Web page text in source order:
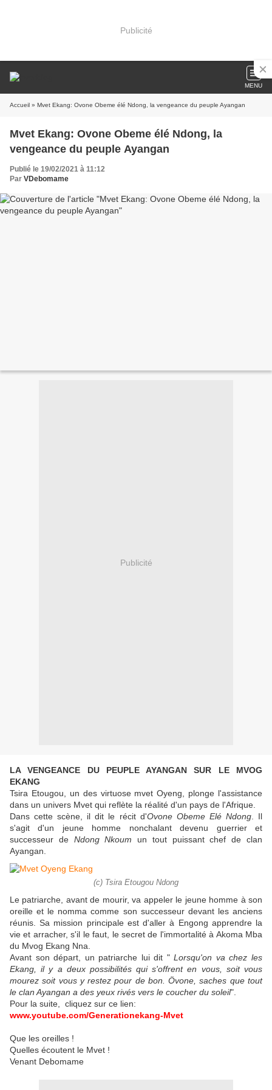
Publicité
MENU
Accueil » Mvet Ekang: Ovone Obeme élé Ndong, la vengeance du peuple Ayangan
Mvet Ekang: Ovone Obeme élé Ndong, la
vengeance du peuple Ayangan
Publié le 19/02/2021 à 11:12
Par VDebomame
Publicité
LA VENGEANCE DU PEUPLE AYANGAN SUR LE MVOG
EKANG
Tsira Etougou, un des virtuose mvet Oyeng, plonge l'assistance
dans un univers Mvet qui reflète la réalité d'un pays de l'Afrique.
Dans cette scène, il dit le récit d'Ovone Obeme Elé Ndong. Il
s'agit d'un jeune homme nonchalant devenu guerrier et
successeur de Ndong Nkoum un tout puissant chef de clan
Ayangan.
(c) Tsira Etougou Ndong
Le patriarche, avant de mourir, va appeler le jeune homme à son
oreille et le nomma comme son successeur devant les anciens
réunis. Sa mission principale est d'aller à Engong apprendre la
vie et arracher, s'il le faut, le secret de l'immortalité à Akoma Mba
du Mvog Ekang Nna.
Avant son départ, un patriarche lui dit "Lorsqu'on va chez les
Ekang, il y a deux possibilités qui s'offrent en vous, soit vous
mourez soit vous y restez pour de bon. Övone, saches que tout
le clan Ayangan a des yeux rivés vers le coucher du soleil".
Pour la suite, cliquez sur ce lien:
www.youtube.com/Generationekang-Mvet
Que les oreilles !
Quelles écoutent le Mvet !
Venant Debomame